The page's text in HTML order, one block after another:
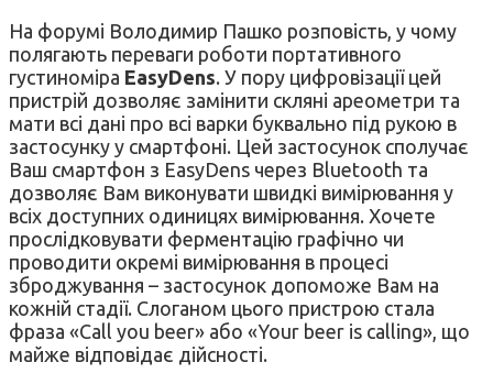
На форумі Володимир Пашко розповість, у чому
полягають переваги роботи портативного
густиноміра EasyDens. У пору цифровізації цей
пристрій дозволяє замінити скляні ареометри та
мати всі дані про всі варки буквально під рукою в
застосунку у смартфоні. Цей застосунок сполучає
Ваш смартфон з EasyDens через Bluetooth та
дозволяє Вам виконувати швидкі вимірювання у
всіх доступних одиницях вимірювання. Хочете
прослідковувати ферментацію графічно чи
проводити окремі вимірювання в процесі
зброджування – застосунок допоможе Вам на
кожній стадії. Слоганом цього пристрою стала
фраза «Call you beer» або «Your beer is calling», що
майже відповідає дійсності.